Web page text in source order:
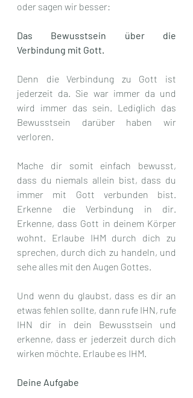
oder sagen wir besser:
Das Bewusstsein über die
Verbindung mit Gott.
Denn die Verbindung zu Gott ist
jederzeit da. Sie war immer da und
wird immer das sein. Lediglich das
Bewusstsein darüber haben wir
verloren.
Mache dir somit einfach bewusst,
dass du niemals allein bist, dass du
immer mit Gott verbunden bist.
Erkenne die Verbindung in dir.
Erkenne, dass Gott in deinem Körper
wohnt. Erlaube IHM durch dich zu
sprechen, durch dich zu handeln, und
sehe alles mit den Augen Gottes.
Und wenn du glaubst, dass es dir an
etwas fehlen sollte, dann rufe IHN, rufe
IHN dir in dein Bewusstsein und
erkenne, dass er jederzeit durch dich
wirken möchte. Erlaube es IHM.
Deine Aufgabe